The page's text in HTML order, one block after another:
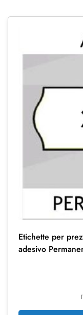
Etichette per
adesivo